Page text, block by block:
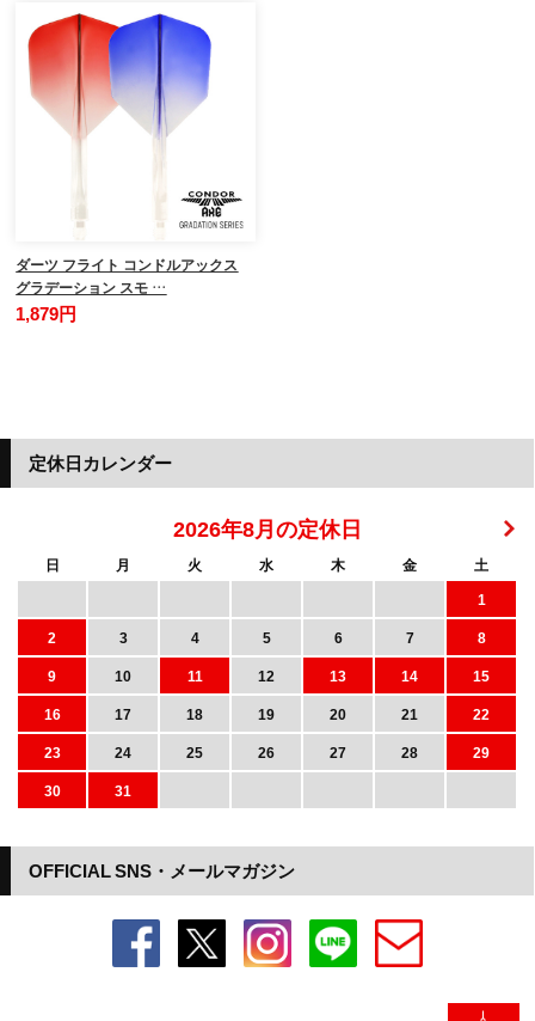
ダーツ フライト コンドルアックス
グラデーション スモ …
1,879円
OFFICIAL SNS・メールマガジン
定休日カレンダー
2026年8月の定休日
日 月 火 水 木 金
土
1
2
3 4 5 6 7
8
9
10 11 12 13 14
15
16
17 18 19 20 21
22
23
24 25 26 27 28
29
30
31